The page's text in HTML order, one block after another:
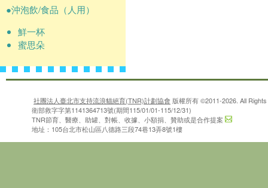
●沖泡飲/食品（人用）
鮮一杯
蜜思朵
社團法人臺北市支持流浪貓絕育(TNR)計劃協會 版權所有 ©2011-2026. All
衛部救字字第1141364713號(期間115/01/01-115/12/31)
TNR節育、醫療、助罐、對帳、收據、小額捐、贊助或是合作提案
地址：105台北市松山區八德路三段74巷13弄8號1樓